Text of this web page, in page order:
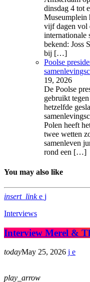
dinsdag 4 tot
Museumplein
vijf dagen vol
internationale
bekend: Joss
bij […]
Poolse
19, 2026
De Poolse
gebruikt
hetzelfde
Polen heeft
twee wetten
samenleven
rond een […]
You may also like
insert_link
Interviews
Interview Merel &
todayMay 25, 2026
play_arrow